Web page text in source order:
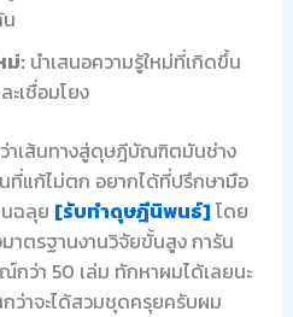
ม่: นำเสนอความรู้ใหม่ที่เกิดขึ้น
ะเชื่อมโยง
าเส้นทางสู่ดุษฎีบัณฑิตมันช่าง
แก้ไม่ตก อยากได้ที่ปรึกษามือ
ฉลุย [รับทำดุษฎีนิพนธ์] โดย
าตรฐานงานวิจัยขั้นสูง การัน
กว่า 50 เล่ม ทักหาผมได้เลยนะ
ว่าจะได้สวมชุดครุยครับผม